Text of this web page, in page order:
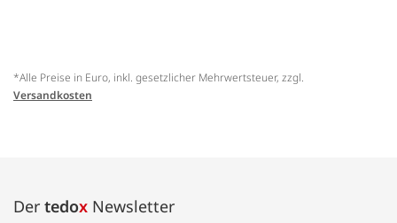
*Alle Preise in Euro, inkl. gesetzlicher Mehrwertsteuer, zzgl.
Versandkosten
Der tedox Newsletter